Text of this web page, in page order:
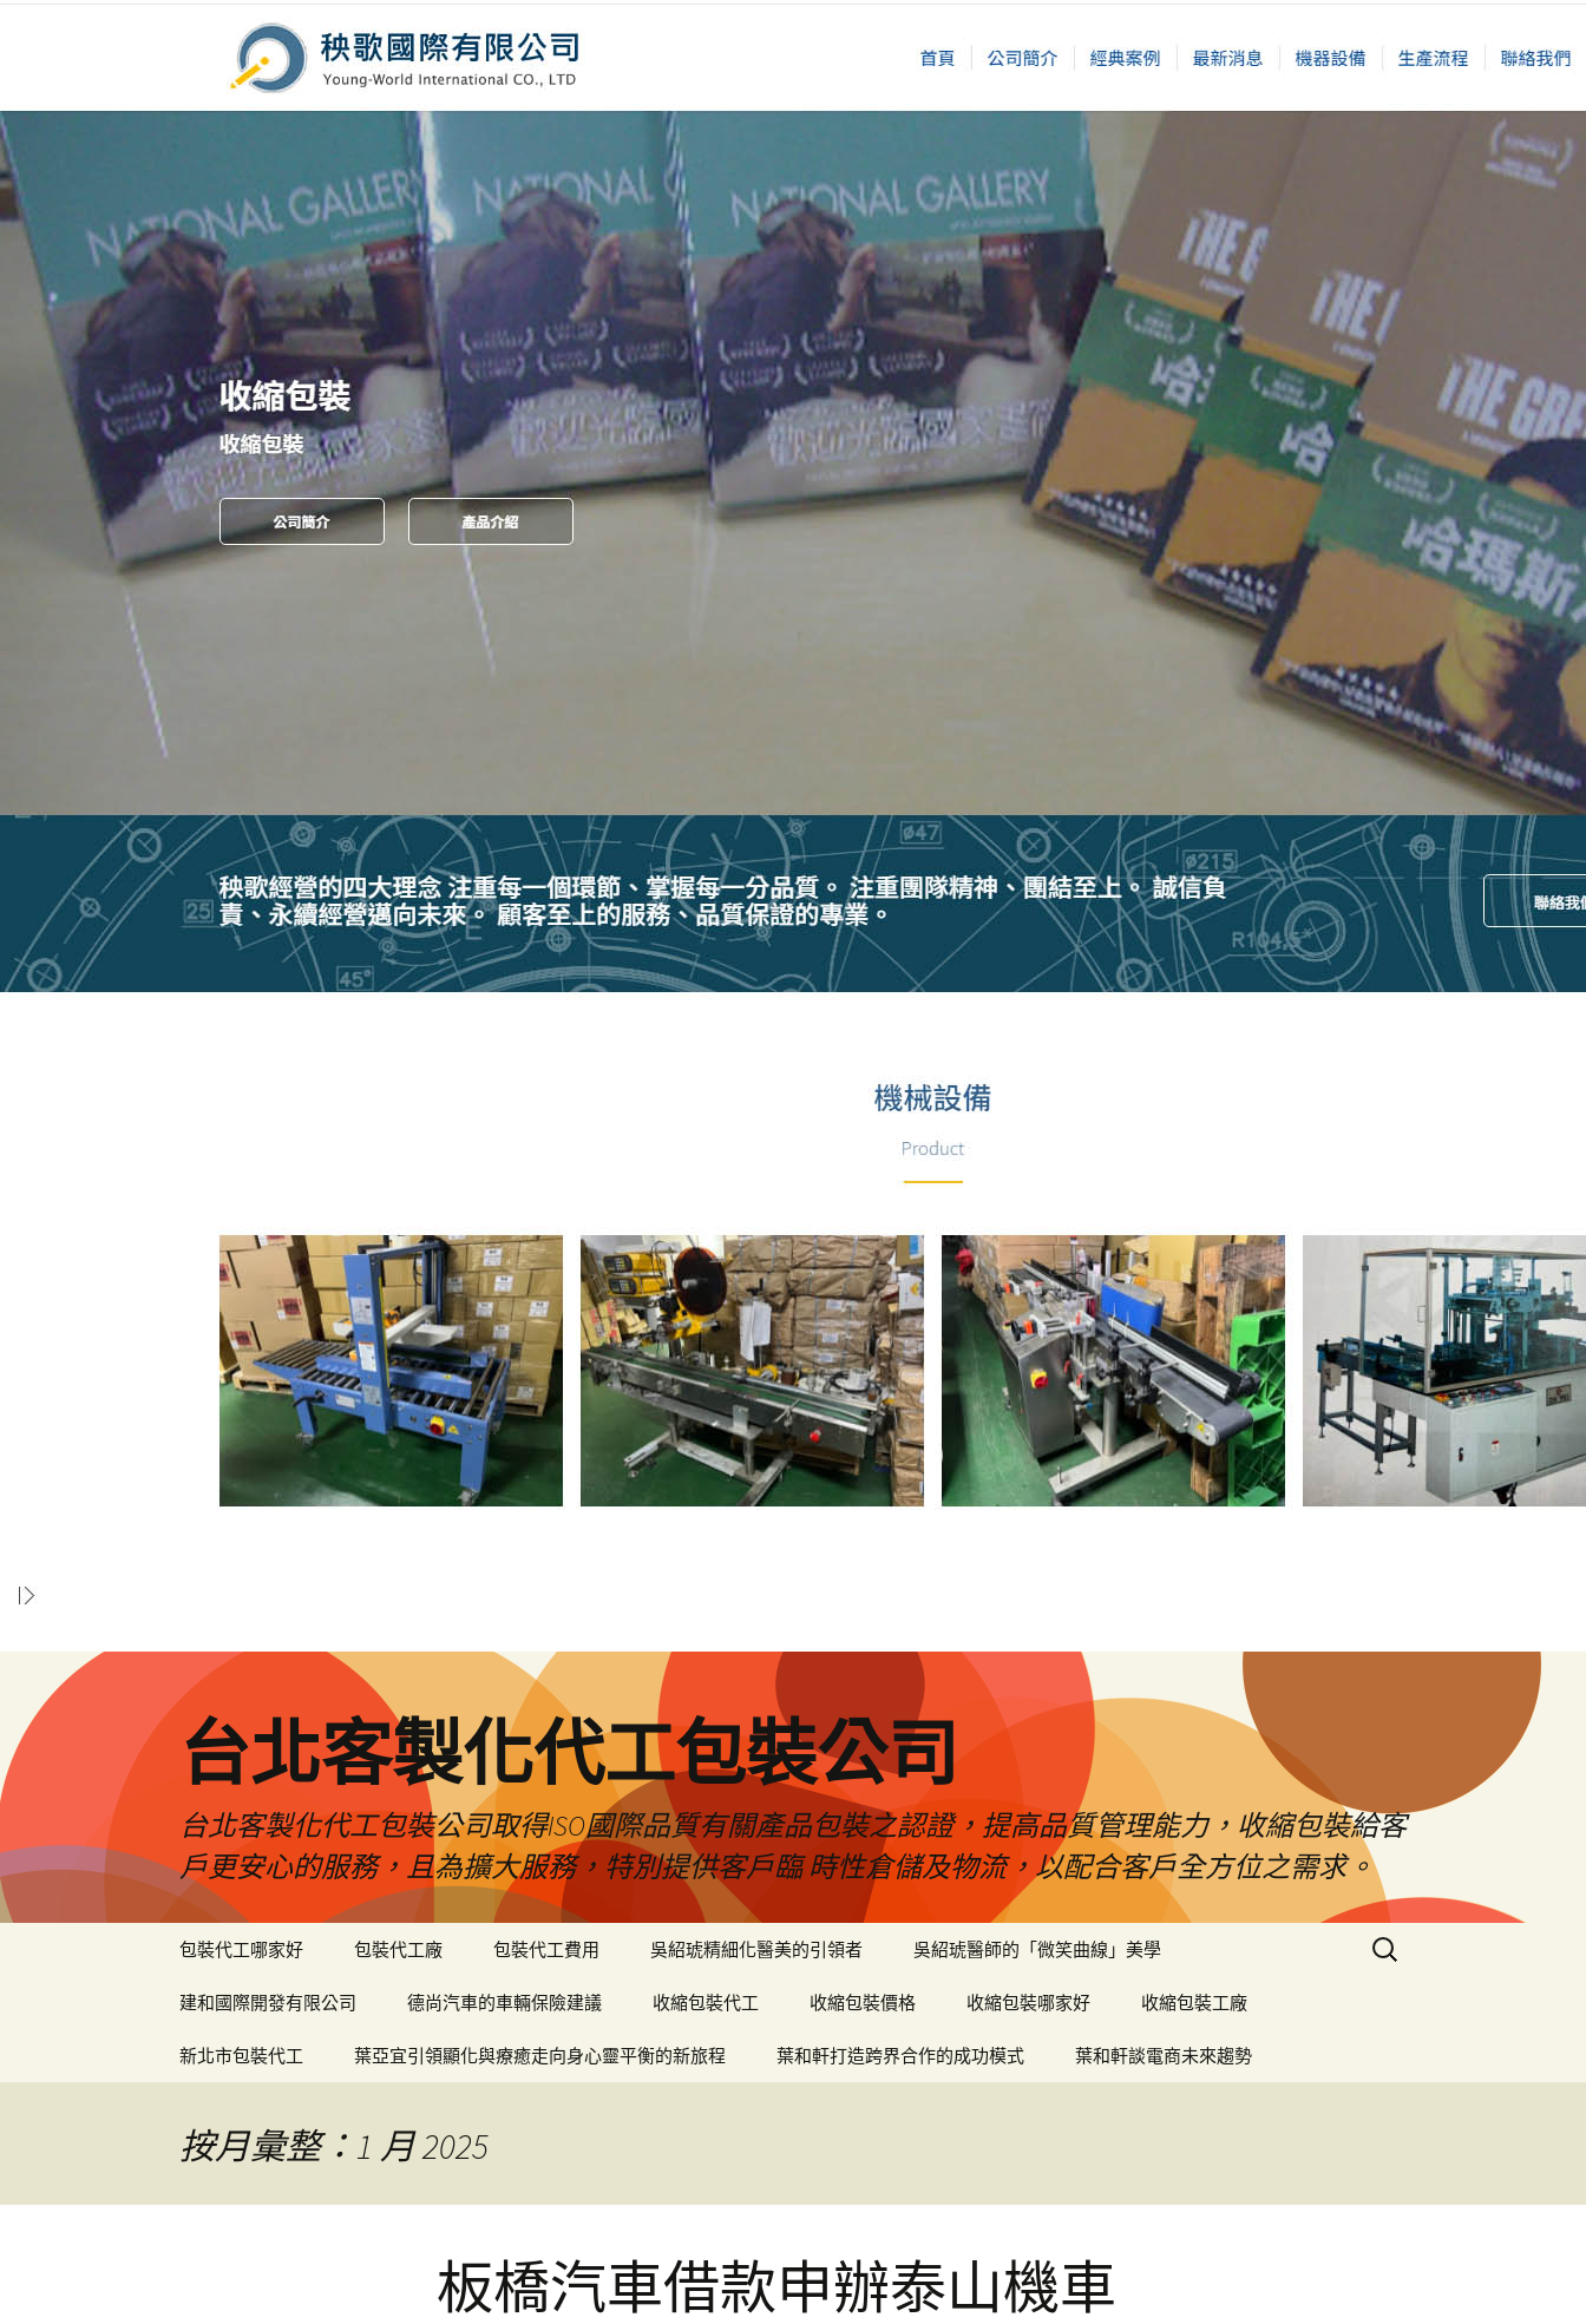
台北客製化代工包裝公司
台北客製化代工包裝公司取得ISO國際品質有關產品包裝之認證，提高品質管理能力，收縮包裝給客
戶更安心的服務，且為擴大服務，特別提供客戶臨 時性倉儲及物流，以配合客戶全方位之需求。
包裝代工哪家好 包裝代工廠 包裝代工費用 吳紹琥精細化醫美的引領者 吳紹琥醫師的「微笑曲線」美學
建和國際開發有限公司 德尚汽車的車輛保險建議 收縮包裝代工 收縮包裝價格 收縮包裝哪家好 收縮包裝工廠
新北市包裝代工 葉亞宜引領顯化與療癒走向身心靈平衡的新旅程 葉和軒打造跨界合作的成功模式 葉和軒談電商未來趨勢
搜
尋
按月彙整：1 月 2025
板橋汽車借款申辦泰山機車